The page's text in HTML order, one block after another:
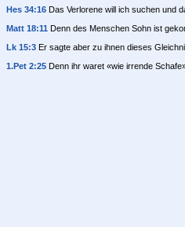
Hes 34:16 Das Verlorene will ich suchen und
Matt 18:11 Denn des Menschen Sohn ist
Lk 15:3 Er sagte aber zu ihnen dieses
1.Pet 2:25 Denn ihr waret «wie irrende